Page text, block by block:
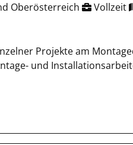
Oberösterreich Vollzeit
Projekte am
und